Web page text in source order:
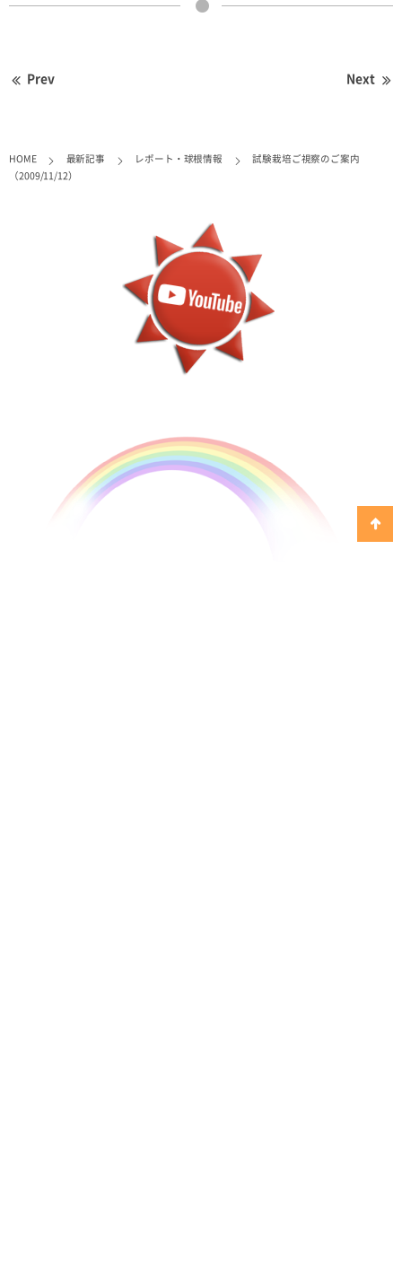
Prev Next
HOME 最新記事 レポート・球根情報
試験栽培ご視察のご案内
（2009/11/12）